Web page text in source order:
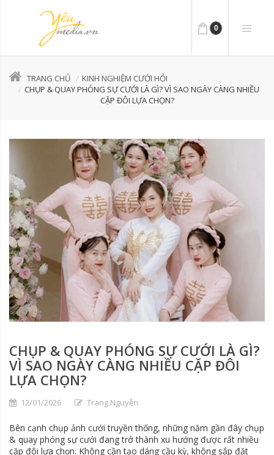
0
TRANG CHỦ
KINH NGHIỆM CƯỚI HỎI
CHỤP & QUAY PHÓNG SỰ CƯỚI LÀ GÌ? VÌ SAO NGÀY CÀNG NHIỀU
CẶP ĐÔI LỰA CHỌN?
CHỤP & QUAY PHÓNG SỰ CƯỚI LÀ GÌ?
VÌ SAO NGÀY CÀNG NHIỀU CẶP ĐÔI
LỰA CHỌN?
12/01/2026 Trang Nguyễn
Bên cạnh chụp ảnh cưới truyền thống, những năm gần đây chụp
& quay phóng sự cưới đang trở thành xu hướng được rất nhiều
cặp đôi lựa chọn. Không cần tạo dáng cầu kỳ, không sắp đặt